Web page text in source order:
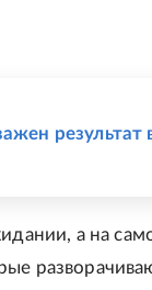
результат
а на